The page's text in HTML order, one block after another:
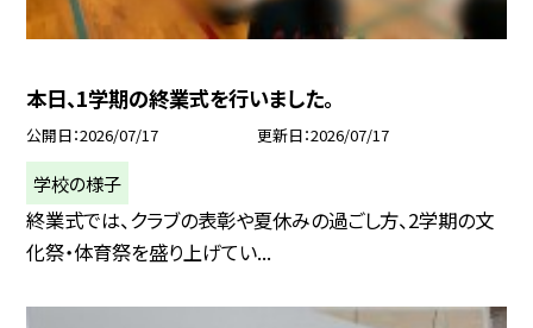
本日、1学期の終業式を行いました。
公開日 2026/07/17 更新日 2026/07/17
学校の様子
終業式では、クラブの表彰や夏休みの過ごし方、2学期の文
化祭・体育祭を盛り上げてい...